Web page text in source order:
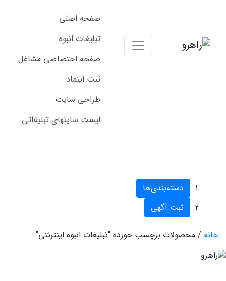
صفحه اصلی
تبلیغات انبوه
صفحه اختصاصی مشاغل
ثبت اینماد
طراحی سایت
لیست سایتهای تبلیغاتی
دسته‌بندی‌ها
ثبت آگهی
خانه / محصولات برچسب خورده “تبلیغات انبوه اینترنتی”